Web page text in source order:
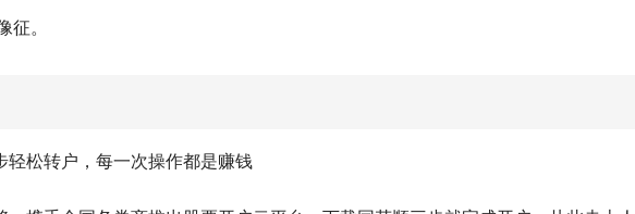
。
松转户，每一次操作都是赚钱